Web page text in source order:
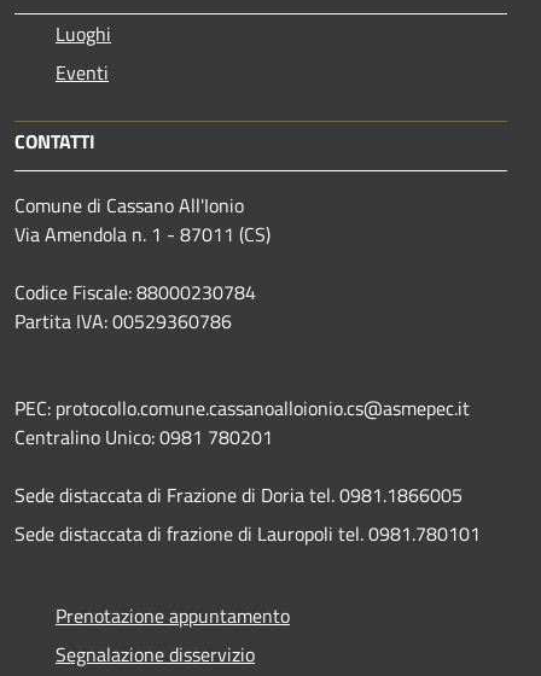
Luoghi
Eventi
CONTATTI
Comune di Cassano All'Ionio
Via Amendola n. 1 - 87011 (CS)
Codice Fiscale: 88000230784
Partita IVA: 00529360786
PEC: protocollo.comune.cassanoalloionio.cs@asmepec.it
Centralino Unico: 0981 780201
Sede distaccata di Frazione di Doria tel. 0981.1866005
Sede distaccata di frazione di Lauropoli tel. 0981.780101
Prenotazione appuntamento
Segnalazione disservizio